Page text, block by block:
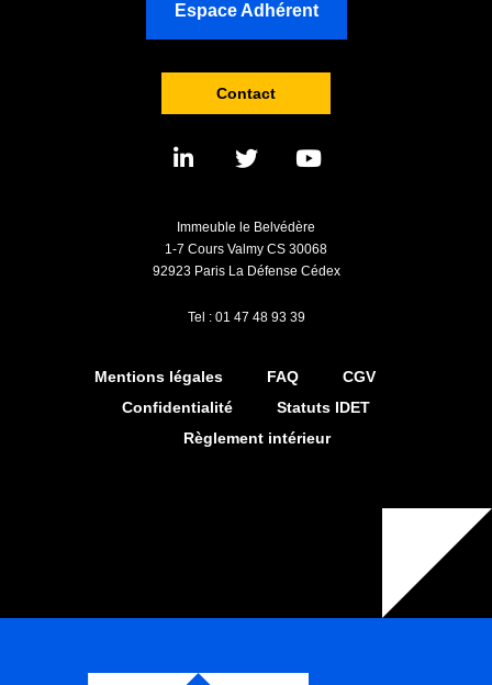
Espace Adhérent
Contact
Immeuble le Belvédère
1-7 Cours Valmy CS 30068
92923 Paris La Défense Cédex
Tel : 01 47 48 93 39
Mentions légales FAQ
CGV
Confidentialité
Statuts IDET
Règlement intérieur